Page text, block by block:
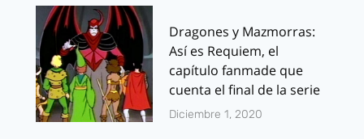
Dragones y Mazmorras:
Así es Requiem, el
capítulo fanmade que
cuenta el final de la serie
Diciembre 1, 2020